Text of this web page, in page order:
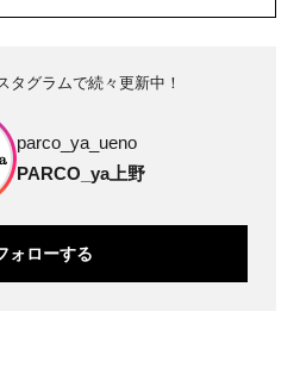
タグラムで続々更新中！
parco_ya_ueno
PARCO_ya上野
ォローする